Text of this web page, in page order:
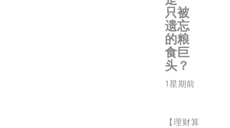
只被
遗忘
的粮
食巨
头？
1星期前
【理财算